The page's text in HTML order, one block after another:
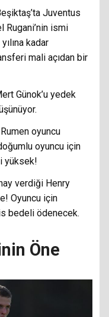
Juventus
Rugani’nin ismi
kadar
mali açıdan bir
Günok’u yedek
oyuncu
oyuncu için
yüksek!
verdiği Henry
Oyuncu için
bedeli ödenecek.
Öne